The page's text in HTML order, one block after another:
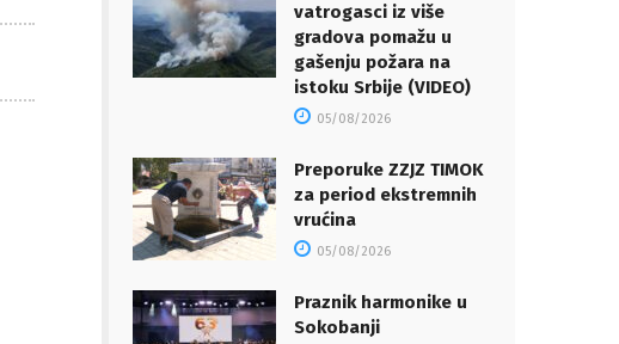
vatrogasci iz više
gradova pomažu u
gašenju požara na
istoku Srbije (VIDEO)
05/08/2026
Preporuke ZZJZ TIMOK
za period ekstremnih
vrućina
05/08/2026
Praznik harmonike u
Sokobanji